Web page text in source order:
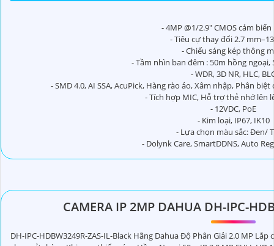
- 4MP @1/2.9" CMOS cảm
- Tiêu cự thay đổi 2.7
- Chiếu sáng kép thông
- Tầm nhìn ban đêm : 50m hồng ngoại,
- WDR, 3D NR, HLC,
- SMD 4.0, AI SSA, AcuPick, Hàng rào ảo, Xâm nhập, Phân
- Tích hợp MIC, Hỗ trợ thẻ nhớ lên
- 12VDC, PoE
- Kim loại, IP67, IK10
- Lựa chọn màu sắc: Đen/
- Dolynk Care, SmartDDNS, Auto
CAMERA IP 2MP DAHUA DH-IPC-
DH-IPC-HDBW3249R-ZAS-IL-Black Hãng Dahua Độ Phân Giải 2.0 MP